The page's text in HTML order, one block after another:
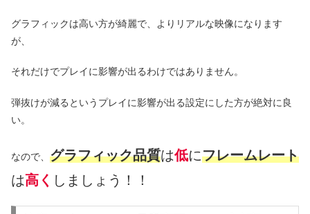
グラフィックは高い方が綺麗で、よりリアルな映像になります
が、
それだけでプレイに影響が出るわけではありません。
弾抜けが減るというプレイに影響が出る設定にした方が絶対に良
い。
なので、 グラフィック品質は低にフレームレート
は高く しましょう！！